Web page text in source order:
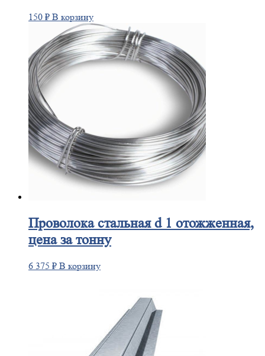
150 ₽ В корзину
Проволокастальная d 1 отожженная,
цена за тонну
6 375 ₽ В корзину